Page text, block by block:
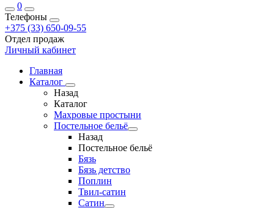
0
Телефоны
+375 (33) 650-09-55
Отдел продаж
Личный кабинет
Главная
Каталог
Назад
Каталог
Махровые простыни
Постельное бельё
Назад
Постельное бельё
Бязь
Бязь детство
Поплин
Твил-сатин
Сатин